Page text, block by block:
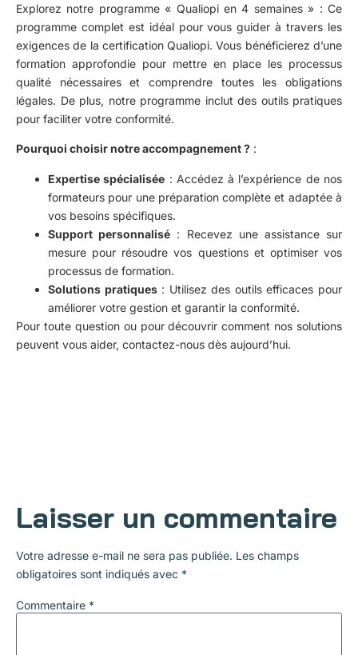
Explorez notre programme « Qualiopi en 4 semaines » : Ce
programme complet est idéal pour vous guider à travers les
exigences de la certification Qualiopi. Vous bénéficierez d’une
formation approfondie pour mettre en place les processus
qualité nécessaires et comprendre toutes les obligations
légales. De plus, notre programme inclut des outils pratiques
pour faciliter votre conformité.
Pourquoi choisir notre accompagnement ? :
Expertise spécialisée : Accédez à l’expérience de nos
formateurs pour une préparation complète et adaptée à
vos besoins spécifiques.
Support personnalisé : Recevez une assistance sur
mesure pour résoudre vos questions et optimiser vos
processus de formation.
Solutions pratiques: Utilisez des outils efficaces pour
améliorer votre gestion et garantir la conformité.
Pour toute question ou pour découvrir comment nos solutions
peuvent vous aider, contactez-nous dès aujourd’hui.
Laisser un commentaire
Votre adresse e-mail ne sera pas publiée. Les champs
obligatoires sont indiqués avec *
Commentaire *